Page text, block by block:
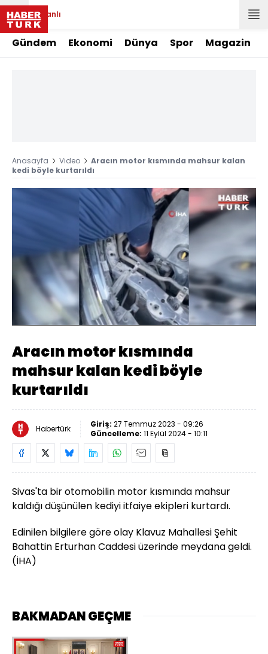
Canlı
Gündem Ekonomi Dünya Spor Magazin
Anasayfa Video
Aracın motor kısmında mahsur kalan
kedi böyle kurtarıldı
Sesi
Aç
Yüklendi:
100.00%
Oynatma
Hızı
Aracın motor kısmında
mahsur kalan kedi böyle
kurtarıldı
Habertürk Giriş: 27 Temmuz 2023 - 09:26
Güncelleme: 11 Eylül 2024 - 10:11
Sivas'ta bir otomobilin motor kısmında mahsur
kaldığı düşünülen kediyi itfaiye ekipleri kurtardı.
Edinilen bilgilere göre olay Klavuz Mahallesi Şehit
Bahattin Erturhan Caddesi üzerinde meydana geldi.
(İHA)
BAKMADAN GEÇME